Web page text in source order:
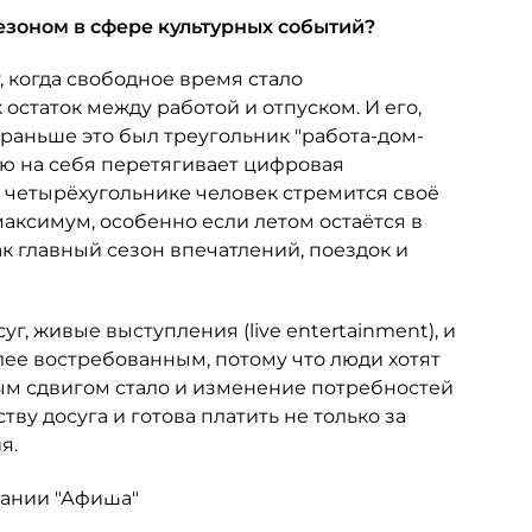
в сфере культурных событий?
свободное время стало
между работой и отпуском. И его,
это был треугольник "работа-дом-
на себя перетягивает цифровая
человек стремится своё
особенно если летом остаётся в
главный сезон впечатлений, поездок и
живые выступления (live entertainment), и
востребованным, потому что люди хотят
сдвигом стало и изменение потребностей
досуга и готова платить не только за